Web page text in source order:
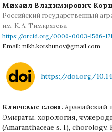
Михаил Владимирович
Российский государственный
им. К. А. Тимирязева
https://orcid.org/0000-0003-1566-
Email: mikh.korshunov@gmail.com
https://doi.org/
Ключевые слова: Аравийский
Эмираты, хорология,
(Amaranthaceae s. l.), chorology,